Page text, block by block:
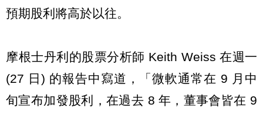
預期股利將高於以往。
摩根士丹利的股票分析師 Keith Weiss 在週一
(27 日) 的報告中寫道，「微軟通常在 9 月中
旬宣布加發股利，在過去 8 年，董事會皆在 9